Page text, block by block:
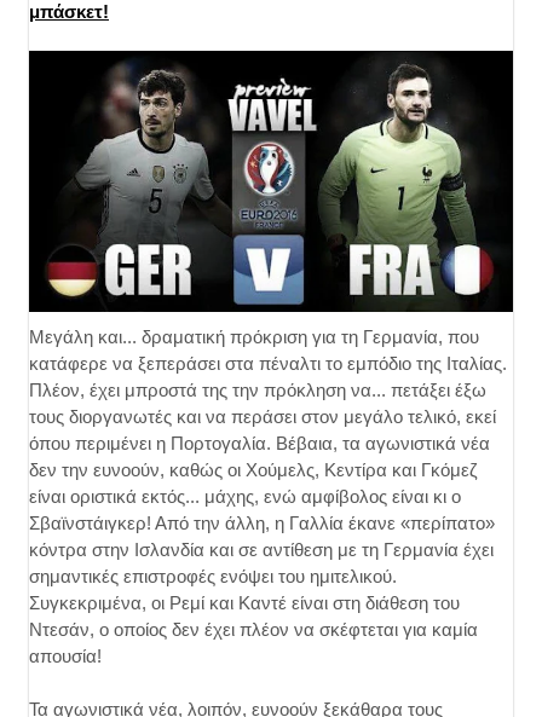
μπάσκετ!
Μεγάλη και... δραματική πρόκριση για τη Γερμανία, που
κατάφερε να ξεπεράσει στα πέναλτι το εμπόδιο της Ιταλίας.
Πλέον, έχει μπροστά της την πρόκληση να... πετάξει έξω
τους διοργανωτές και να περάσει στον μεγάλο τελικό, εκεί
όπου περιμένει η Πορτογαλία. Βέβαια, τα αγωνιστικά νέα
δεν την ευνοούν, καθώς οι Χούμελς, Κεντίρα και Γκόμεζ
είναι οριστικά εκτός... μάχης, ενώ αμφίβολος είναι κι ο
Σβαϊνστάιγκερ! Από την άλλη, η Γαλλία έκανε «περίπατο»
κόντρα στην Ισλανδία και σε αντίθεση με τη Γερμανία έχει
σημαντικές επιστροφές ενόψει του ημιτελικού.
Συγκεκριμένα, οι Ρεμί και Καντέ είναι στη διάθεση του
Ντεσάν, ο οποίος δεν έχει πλέον να σκέφτεται για καμία
απουσία!
Τα αγωνιστικά νέα, λοιπόν, ευνοούν ξεκάθαρα τους